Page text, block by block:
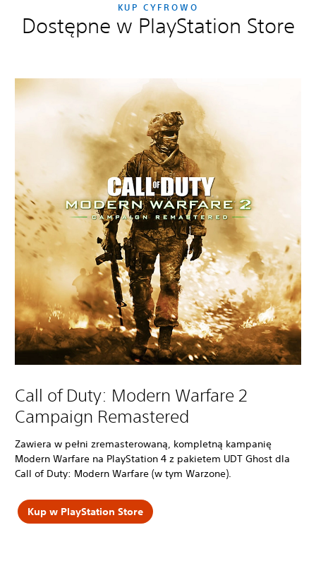
KUP CYFROWO
Dostępne w PlayStation Store
Call of Duty: Modern Warfare 2
Campaign Remastered
Zawiera w pełni zremasterowaną, kompletną kampanię
Modern Warfare na PlayStation 4 z pakietem UDT Ghost dla
Call of Duty: Modern Warfare (w tym Warzone).
Kup w PlayStation Store